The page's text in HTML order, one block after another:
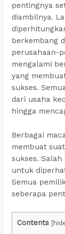
pentingnya
diambilnya.
berkembang
perusahaan-
mengalami
yang
sukses.
dari usaha
hingga
Berbagai
membuat
sukses.
untuk
Semua
seberapa
Contents [